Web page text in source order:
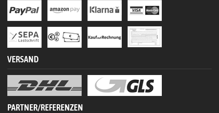
VERSAND
PARTNER/REFERENZEN